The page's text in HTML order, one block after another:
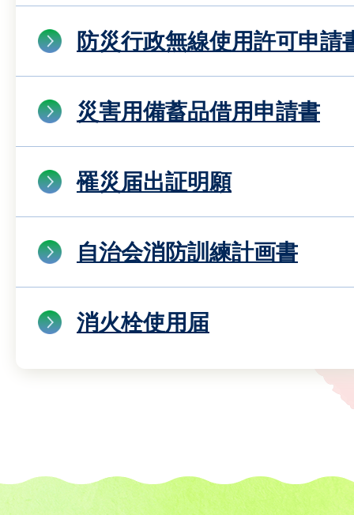
防災行政無線使用許可申請
災害用備蓄品借用申請書
罹災届出証明願
自治会消防訓練計画書
消火栓使用届